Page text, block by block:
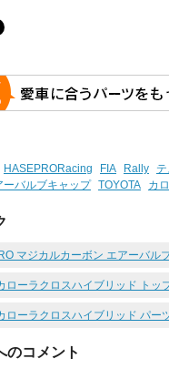
HASEPRORacing FIA Rally
ーバルブキャップ TOYOTA カ
マジカルカーボン エアーバル
ローラクロスハイブリッド トッ
ローラクロスハイブリッド パー
のコメント